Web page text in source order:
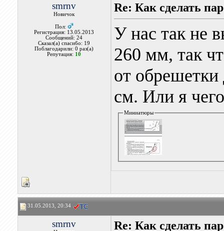
smrnv
Новичок
Пол:
Регистрация: 13.05.2013
Сообщений: 24
Сказал(а) спасибо: 19
Поблагодарили: 0 раз(а)
Репутация: 10
Re: Как сделать
У нас так не
260 мм, так
от обрешетки
см. Или я
Миниатюры
31.05.2013, 20:34
smrnv Re: Как сделать